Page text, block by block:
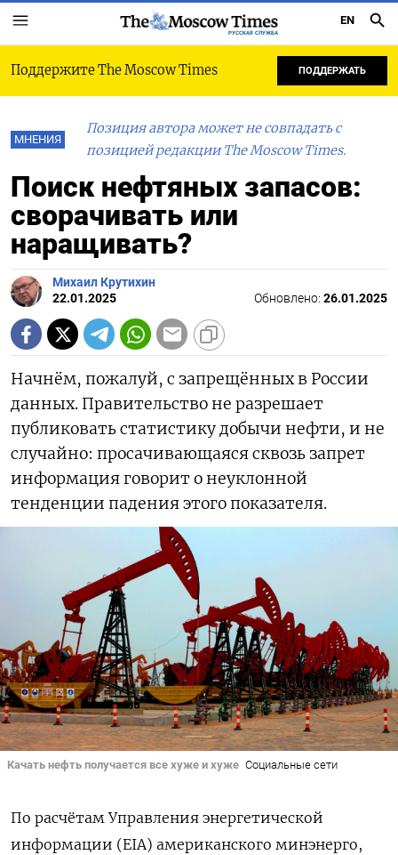
РУССКАЯ СЛУЖБА
EN
Поддержите The Moscow Times ПОДДЕРЖАТЬ
МНЕНИЯ
Позиция автора может не совпадать с
позицией редакции The Moscow Times.
Поиск нефтяных запасов:
сворачивать или
наращивать?
Михаил Крутихин
22.01.2025
Обновлено: 26.01.2025
Начнём, пожалуй, с запрещённых в России
данных. Правительство не разрешает
публиковать статистику добычи нефти, и не
случайно: просачивающаяся сквозь запрет
информация говорит о неуклонной
тенденции падения этого показателя.
Качать нефть получается все хуже и хуже Социальные сети
По расчётам Управления энергетической
информации (EIA) американского минэнерго,